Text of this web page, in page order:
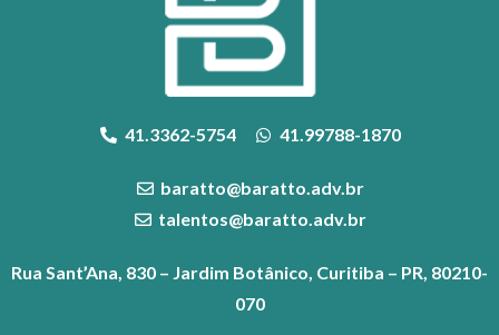
41.3362-5754 41.99788-1870
baratto@baratto.adv.br
talentos@baratto.adv.br
Rua Sant’Ana, 830 – Jardim Botânico, Curitiba – PR, 80210-
070